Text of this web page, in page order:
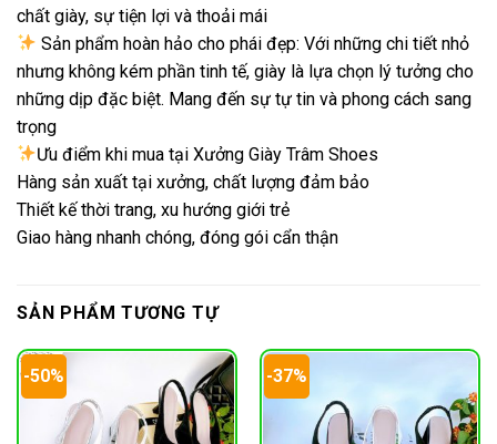
chất giày, sự tiện lợi và thoải mái
Sản phẩm hoàn hảo cho phái đẹp: Với những chi tiết nhỏ
nhưng không kém phần tinh tế, giày là lựa chọn lý tưởng cho
những dịp đặc biệt. Mang đến sự tự tin và phong cách sang
trọng
Ưu điểm khi mua tại Xưởng Giày Trâm Shoes
Hàng sản xuất tại xưởng, chất lượng đảm bảo
Thiết kế thời trang, xu hướng giới trẻ
Giao hàng nhanh chóng, đóng gói cẩn thận
SẢN PHẨM TƯƠNG TỰ
-50% -37%